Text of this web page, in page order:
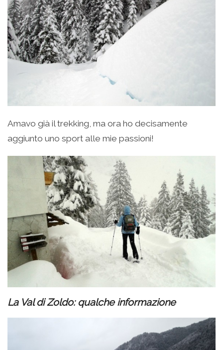
Amavo già il trekking, ma ora ho decisamente
aggiunto uno sport alle mie passioni!
La Val di Zoldo: qualche informazione